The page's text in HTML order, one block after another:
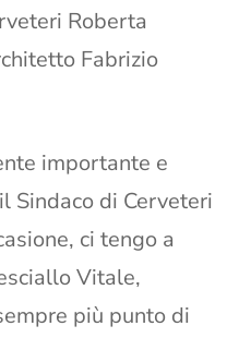
Roberta
Fabrizio
importante e
Sindaco di Cerveteri
ci tengo a
Vitale,
più punto di